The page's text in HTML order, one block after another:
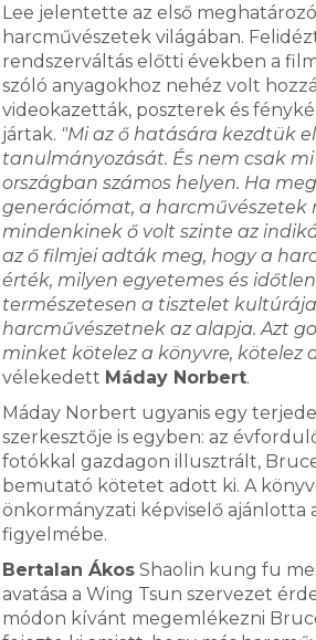
Lee jelentette az első
harcművészetek világában.
rendszerváltás előtti években a
szóló anyagokhoz nehéz volt
videokazetták, poszterek és
jártak. "Mi az ő hatására kezdtük
tanulmányozását. És nem csak mi
országban számos helyen. Ha
generációmat, a harcművészetek
mindenkinek ő volt szinte az
az ő filmjei adták meg, hogy a
érték, milyen egyetemes és
természetesen a tisztelet
harcművészetnek az alapja. Azt
minket kötelez a könyvre, kötelez
vélekedett Máday Norbert.
Máday Norbert ugyanis egy
szerkesztője is egyben: az
fotókkal gazdagon illusztrált,
bemutató kötetet adott ki. A
önkormányzati képviselő ajánlotta
figyelmébe.
Bertalan Ákos Shaolin kung fu
avatása a Wing Tsun szervezet
módon kívánt megemlékezni